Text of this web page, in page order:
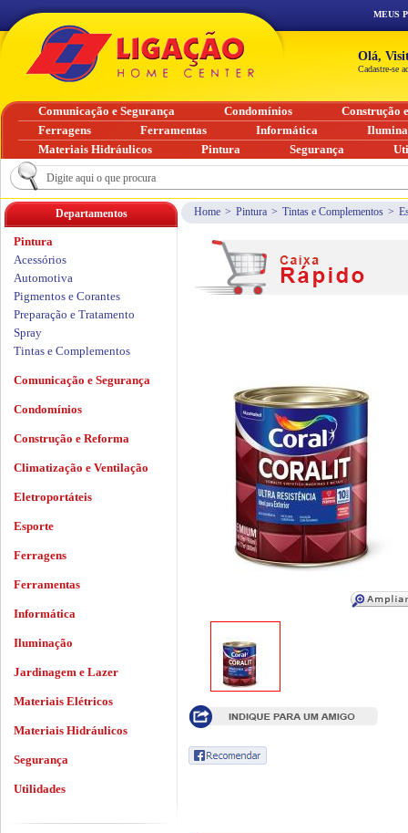
Home > Pintura > Tintas e Complementos >
Departamentos
Pintura
Acessórios
Automotiva
Pigmentos e Corantes
Preparação e Tratamento
Spray
Tintas e Complementos
Comunicação e Segurança
Condomínios
Construção e Reforma
Climatização e Ventilação
Eletroportáteis
Esporte
Ferragens
Ferramentas
Informática
Iluminação
Jardinagem e Lazer
Materiais Elétricos
Materiais Hidráulicos
Segurança
Utilidades
MEUS
Olá,
Cadastre-se
Comunicação e Segurança Condomínios
Construção
Ferragens
Ferramentas Informática
Materiais Hidráulicos
Pintura Segurança